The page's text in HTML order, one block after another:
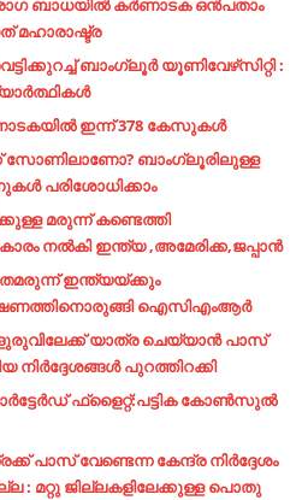
മഹാരാഷ്ട്ര
ബാംഗ്ലൂർ യൂണിവേഴ്‌സിറ്റി :
ഇന്ന് 378 കേസുകൾ
സോണിലാണോ? ബാംഗ്ലൂരിലുള്ള
പരിശോധിക്കാം
മരുന്ന് കണ്ടെത്തി
നൽകി ഇന്ത്യ ,അമേരിക്ക,ജപ്പാൻ
ഇന്ത്യയ്ക്കും
ഐസിഎംആര്‍
യാത്ര ചെയ്യാൻ പാസ്
പുറത്തിറക്കി
ഫ്‌ളൈറ്റ്:പട്ടിക കോണ്‍സുല്‍
പാസ് വേണ്ടെന്ന കേന്ദ്ര നിര്‍ദ്ദേശം
: മറ്റു ജില്ലകളിലേക്കുള്ള പൊതു